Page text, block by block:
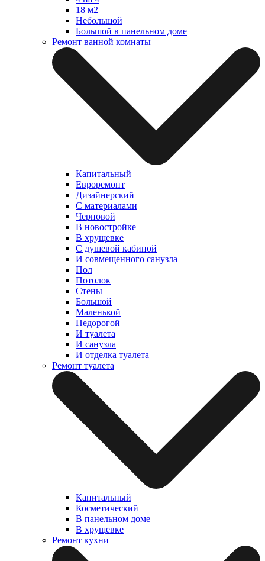
18 м2
Небольшой
Большой в панельном доме
Ремонт ванной комнаты
Капитальный
Евроремонт
Дизайнерский
С материалами
Черновой
В новостройке
В хрущевке
С душевой кабиной
И совмещенного санузла
Пол
Потолок
Стены
Большой
Маленькой
Недорогой
И туалета
И санузла
И отделка туалета
Ремонт туалета
Капитальный
Косметический
В панельном доме
В хрущевке
Ремонт кухни